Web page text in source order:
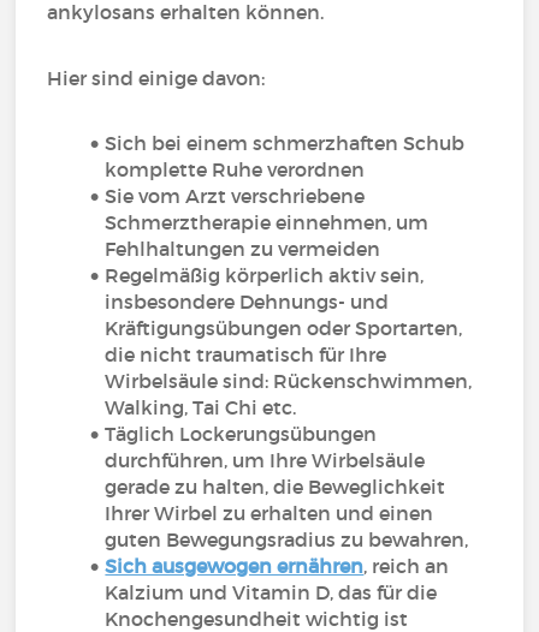
ankylosans erhalten können.
Hier sind einige davon:
Sich bei einem schmerzhaften Schub
komplette Ruhe verordnen
Sie vom Arzt verschriebene
Schmerztherapie einnehmen, um
Fehlhaltungen zu vermeiden
Regelmäßig körperlich aktiv sein,
insbesondere Dehnungs- und
Kräftigungsübungen oder Sportarten,
die nicht traumatisch für Ihre
Wirbelsäule sind: Rückenschwimmen,
Walking, Tai Chi etc.
Täglich Lockerungsübungen
durchführen, um Ihre Wirbelsäule
gerade zu halten, die Beweglichkeit
Ihrer Wirbel zu erhalten und einen
guten Bewegungsradius zu bewahren,
Sich ausgewogen ernähren, reich an
Kalzium und Vitamin D, das für die
Knochengesundheit wichtig ist